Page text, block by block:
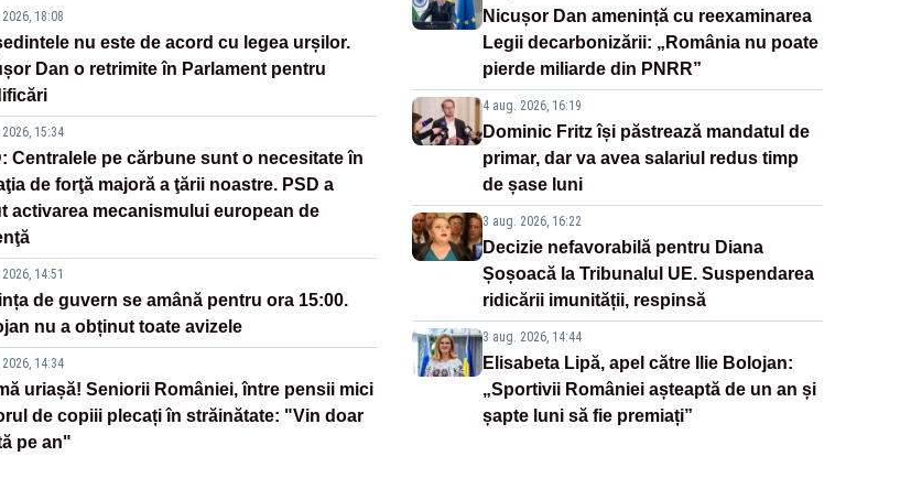
18:08
nu este de acord cu legea urșilor.
Dan o retrimite în Parlament pentru
15:34
Centralele pe cărbune sunt o necesitate în
de forţă majoră a ţării noastre. PSD a
activarea mecanismului european de
14:51
de guvern se amână pentru ora 15:00.
nu a obținut toate avizele
14:34
uriașă! Seniorii României, între pensii mici
de copiii plecați în străinătate: "Vin doar
pe an"
Nicușor Dan amenință cu reexaminarea
Legii decarbonizării: „România nu poate
pierde miliarde din PNRR”
4 aug. 2026, 16:19
Dominic Fritz își păstrează mandatul de
primar, dar va avea salariul redus timp
de șase luni
3 aug. 2026, 16:22
Decizie nefavorabilă pentru Diana
Șoșoacă la Tribunalul UE. Suspendarea
ridicării imunității, respinsă
3 aug. 2026, 14:44
Elisabeta Lipă, apel către Ilie Bolojan:
„Sportivii României așteaptă de un an și
șapte luni să fie premiați”